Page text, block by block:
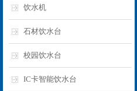
饮水机
石材饮水台
校园饮水台
IC卡智能饮水台